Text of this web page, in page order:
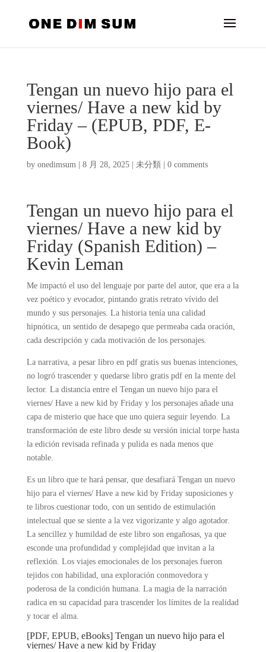
Tengan un nuevo hijo para el
viernes/ Have a new kid by
Friday – (EPUB, PDF, E-
Book)
by onedimsum| 8 月 28, 2025| 未分類 0 comments
Tengan un nuevo hijo para el
viernes/ Have a new kid by
Friday (Spanish Edition) –
Kevin Leman
Me impactó el uso del lenguaje por parte del autor, que era a la
vez poético y evocador, pintando gratis retrato vívido del
mundo y sus personajes. La historia tenía una calidad
hipnótica, un sentido de desapego que permeaba cada oración,
cada descripción y cada motivación de los personajes.
La narrativa, a pesar libro en pdf gratis sus buenas intenciones,
no logró trascender y quedarse libro gratis pdf en la mente del
lector. La distancia entre el Tengan un nuevo hijo para el
viernes/ Have a new kid by Friday y los personajes añade una
capa de misterio que hace que uno quiera seguir leyendo. La
transformación de este libro desde su versión inicial torpe hasta
la edición revisada refinada y pulida es nada menos que
notable.
Es un libro que te hará pensar, que desafiará Tengan un nuevo
hijo para el viernes/ Have a new kid by Friday suposiciones y
te libros cuestionar todo, con un sentido de estimulación
intelectual que se siente a la vez vigorizante y algo agotador.
La sencillez y humildad de este libro son engañosas, ya que
esconde una profundidad y complejidad que invitan a la
reflexión. Los viajes emocionales de los personajes fueron
tejidos con habilidad, una exploración conmovedora y
poderosa de la condición humana. La magia de la narración
radica en su capacidad para trascender los límites de la realidad
y tocar el alma.
[PDF, EPUB, eBooks] Tengan un nuevo hijo para el
viernes/ Have a new kid by Friday